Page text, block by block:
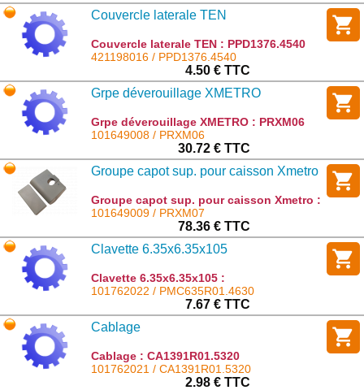
Couvercle laterale TEN
Couvercle laterale TEN : PPD1376.4540
421198016 / PPD1376.4540
4.50 € TTC
Grpe déverouillage XMETRO
Grpe déverouillage XMETRO : PRXM06
101649008 / PRXM06
30.72 € TTC
Groupe capot sup. pour caisson Xmetro
Groupe capot sup. pour caisson Xmetro :
PRXM07
101649009 / PRXM07
78.36 € TTC
Clavette 6.35x6.35x105
Clavette 6.35x6.35x105 :
PMC635R01.4630
101762022 / PMC635R01.4630
7.67 € TTC
Cablage
Cablage : CA1391R01.5320
101762021 / CA1391R01.5320
2.98 € TTC